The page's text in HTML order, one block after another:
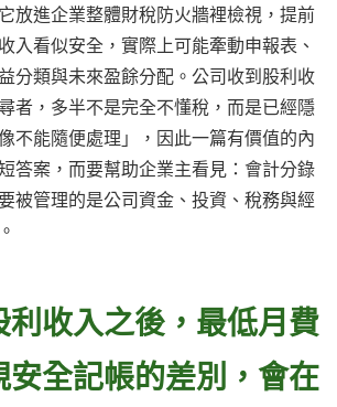
放進企業整體財稅防火牆裡檢視，提前
入看似安全，實際上可能牽動申報表、
分類與未來盈餘分配。公司收到股利收
者，多半不是完全不懂稅，而是已經隱
不能隨便處理」，因此一篇有價值的內
答案，而要幫助企業主看見：會計分錄
被管理的是公司資金、投資、稅務與經
利收入之後，最低月費
安全記帳的差別，會在